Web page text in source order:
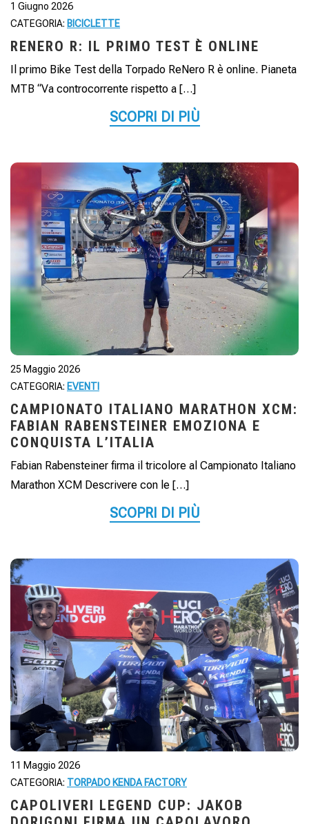
1 Giugno 2026
CATEGORIA: BICICLETTE
RENERO R: IL PRIMO TEST È ONLINE
Il primo Bike Test della Torpado ReNero R è online. Pianeta
MTB “Va controcorrente rispetto a […]
SCOPRI DI PIÙ
25 Maggio 2026
CATEGORIA: EVENTI
CAMPIONATO ITALIANO MARATHON XCM:
FABIAN RABENSTEINER EMOZIONA E
CONQUISTA L’ITALIA
Fabian Rabensteiner firma il tricolore al Campionato Italiano
Marathon XCM Descrivere con le […]
SCOPRI DI PIÙ
11 Maggio 2026
CATEGORIA: TORPADO KENDA FACTORY
CAPOLIVERI LEGEND CUP: JAKOB